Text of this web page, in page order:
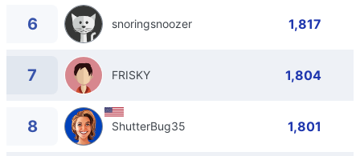
6 snoringsnoozer 1,817
7 FRISKY 1,804
8 ShutterBug35 1,801